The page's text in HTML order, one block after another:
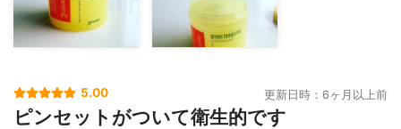
5.00 更新日時：6ヶ月以上前
ピンセットがついて衛生的です